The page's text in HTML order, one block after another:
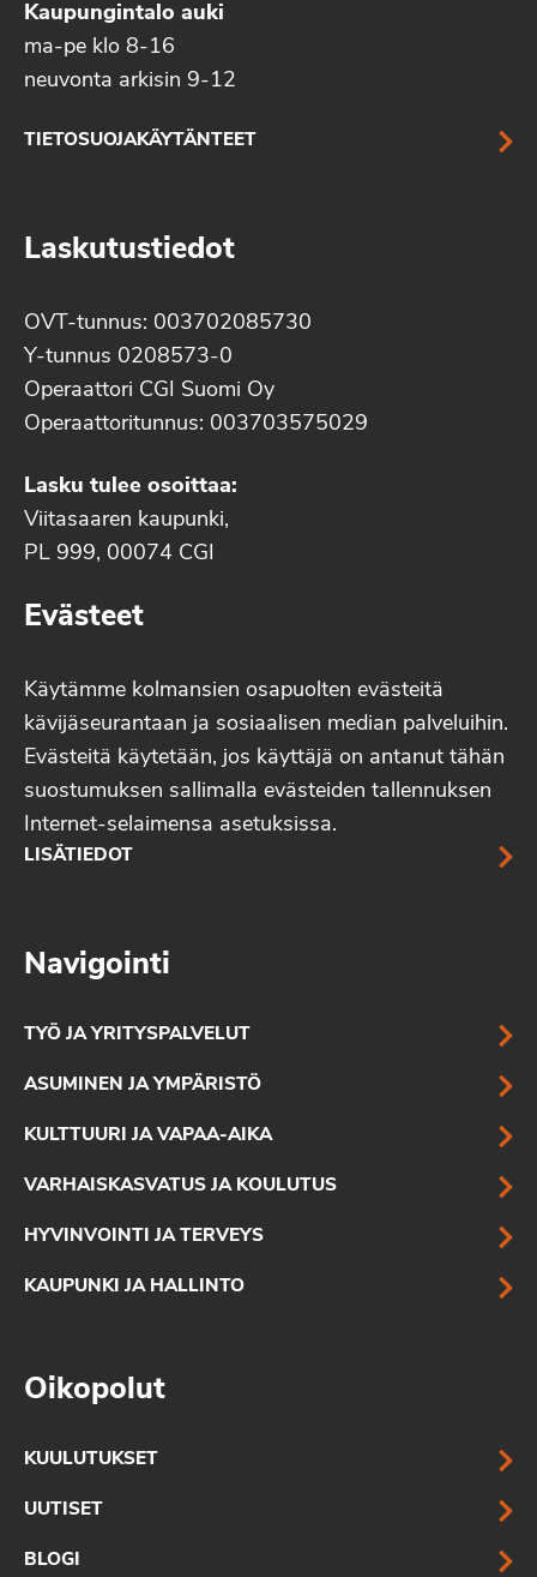
Kaupungintalo auki
ma-pe klo 8-16
neuvonta arkisin 9-12
TIETOSUOJAKÄYTÄNTEET
Laskutustiedot
OVT-tunnus: 003702085730
Y-tunnus 0208573-0
Operaattori CGI Suomi Oy
Operaattoritunnus: 003703575029
Lasku tulee osoittaa:
Viitasaaren kaupunki,
PL 999, 00074 CGI
Evästeet
Käytämme kolmansien osapuolten evästeitä
kävijäseurantaan ja sosiaalisen median palveluihin.
Evästeitä käytetään, jos käyttäjä on antanut tähän
suostumuksen sallimalla evästeiden tallennuksen
Internet-selaimensa asetuksissa.
LISÄTIEDOT
Navigointi
TYÖ JA YRITYSPALVELUT
ASUMINEN JA YMPÄRISTÖ
KULTTUURI JA VAPAA-AIKA
VARHAISKASVATUS JA KOULUTUS
HYVINVOINTI JA TERVEYS
KAUPUNKI JA HALLINTO
Oikopolut
KUULUTUKSET
UUTISET
BLOGI